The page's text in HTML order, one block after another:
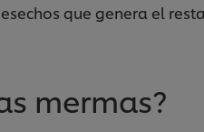
que genera el
mermas?